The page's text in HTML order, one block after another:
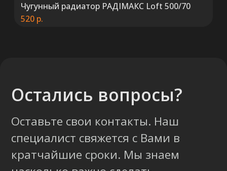
Чугунный радиатор РАДIМАКС Loft 500/70
520 р.